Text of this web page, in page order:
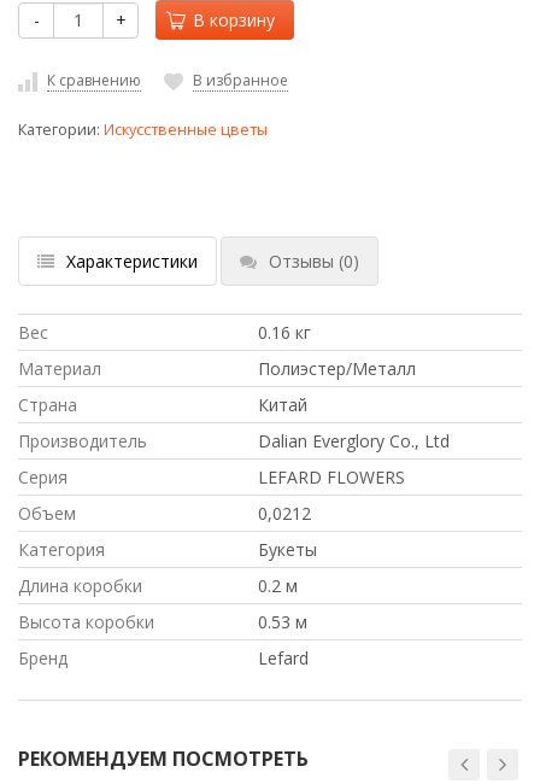
- + В корзину
К сравнению В избранное
Категории: Искусственные цветы
Характеристики Отзывы (0)
Вес
0.16 кг
Материал
Полиэстер/Металл
Страна
Китай
Производитель
Dalian Everglory Co., Ltd
Серия
LEFARD FLOWERS
Объем
0,0212
Категория
Букеты
Длина коробки
0.2 м
Высота коробки
0.53 м
Бренд
Lefard
РЕКОМЕНДУЕМ ПОСМОТРЕТЬ